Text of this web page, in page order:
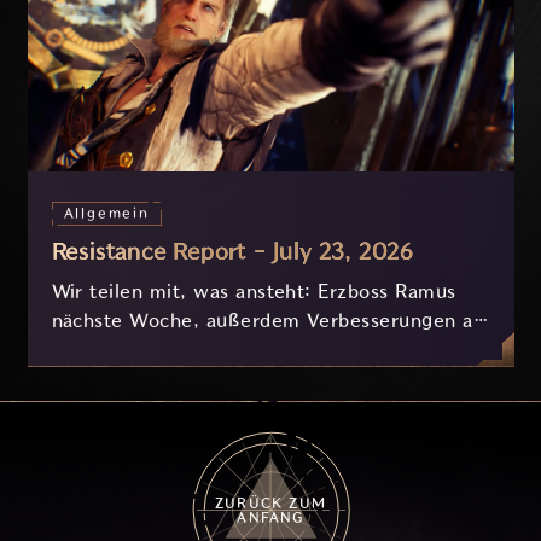
Allgemein
Resistance Report - July 23, 2026
Wir teilen mit, was ansteht: Erzboss Ramus
nächste Woche, außerdem Verbesserungen an
sind.
ZURÜCK ZUM
ANFANG